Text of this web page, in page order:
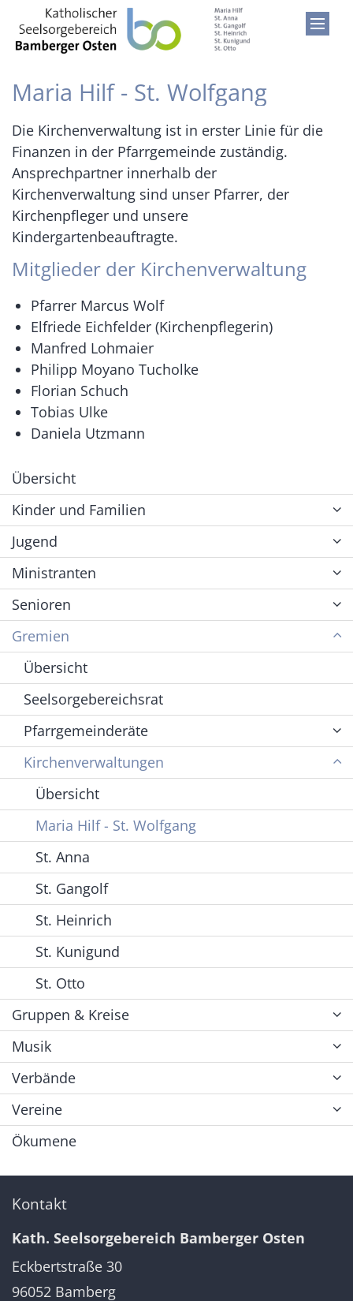
Zum Inhalt springen
Maria Hilf - St. Wolfgang
Die Kirchenverwaltung ist in erster Linie für die
Finanzen in der Pfarrgemeinde zuständig.
Ansprechpartner innerhalb der
Kirchenverwaltung sind unser Pfarrer, der
Kirchenpfleger und unsere
Kindergartenbeauftragte.
Mitglieder der Kirchenverwaltung
Pfarrer Marcus Wolf
Elfriede Eichfelder (Kirchenpflegerin)
Manfred Lohmaier
Philipp Moyano Tucholke
Florian Schuch
Tobias Ulke
Daniela Utzmann
Übersicht
Kinder und Familien
Jugend
Ministranten
Senioren
Gremien
Übersicht
Seelsorgebereichsrat
Pfarrgemeinderäte
Kirchenverwaltungen
Übersicht
Maria Hilf - St. Wolfgang
St. Anna
St. Gangolf
St. Heinrich
St. Kunigund
St. Otto
Gruppen & Kreise
Musik
Verbände
Vereine
Ökumene
Kontakt
Kath. Seelsorgebereich Bamberger Osten
Eckbertstraße 30
96052 Bamberg